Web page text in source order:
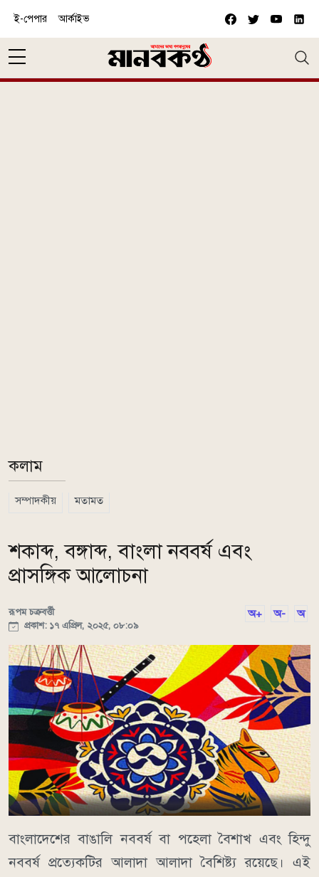
ই-পেপার আর্কাইভ
কলাম
সম্পাদকীয় মতামত
শকাব্দ, বঙ্গাব্দ, বাংলা নববর্ষ এবং
প্রাসঙ্গিক আলোচনা
রূপম চক্রবর্ত্তী
প্রকাশ: ১৭ এপ্রিল, ২০২৫, ০৮:০৯
অ+ অ- অ
বাংলাদেশের বাঙালি নববর্ষ বা পহেলা বৈশাখ এবং হিন্দু
নববর্ষ প্রত্যেকটির আলাদা আলাদা বৈশিষ্ট্য রয়েছে। এই